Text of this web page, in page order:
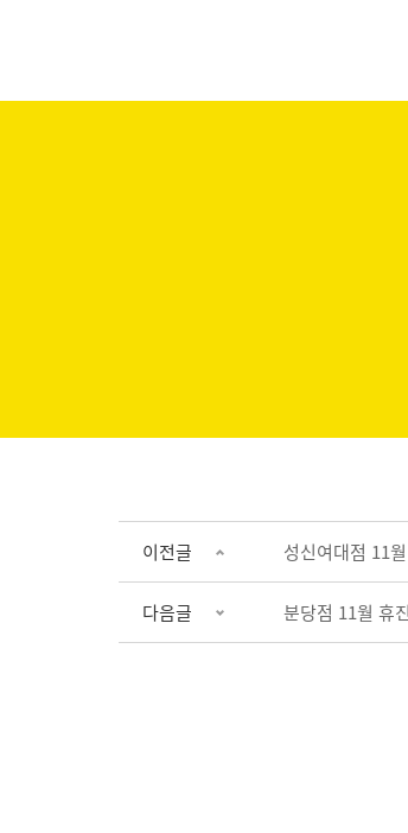
이전글 성신여대점 11
다음글 분당점 11월 휴